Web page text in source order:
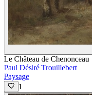
Le Château de Chenonceau
Paul Désiré Trouillebert
Paysage
1